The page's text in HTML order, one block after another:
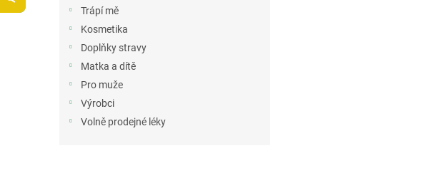
Trápí mě
Kosmetika
Doplňky stravy
Matka a dítě
Pro muže
Výrobci
Volně prodejné léky